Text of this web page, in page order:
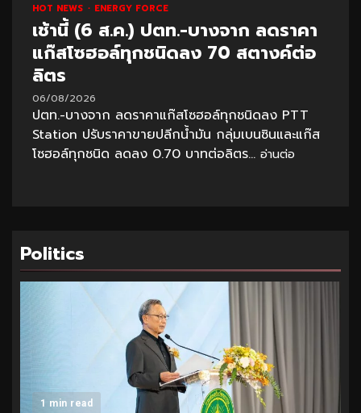
HOT NEWS ENERGY FORCE
เช้านี้ (6 ส.ค.) ปตท.-บางจาก ลดราคา
แก๊สโซฮอล์ทุกชนิดลง 70 สตางค์ต่อ
ลิตร
06/08/2026
ปตท.-บางจาก ลดราคาแก๊สโซฮอล์ทุกชนิดลง PTT
Station ปรับราคาขายปลีกน้ำมัน กลุ่มเบนซินและแก๊ส
โซฮอล์ทุกชนิด ลดลง 0.70 บาทต่อลิตร... อ่านต่อ
Politics
1 min read